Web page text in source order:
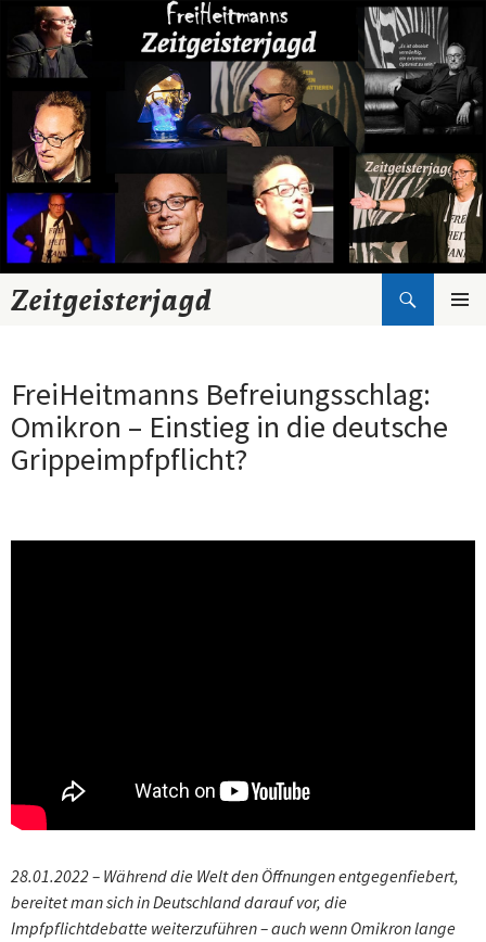
Zeitgeisterjagd
Suchen
Zum
FreiHeitmanns Befreiungsschlag:
Omikron – Einstieg in die deutsche
Grippeimpfpflicht?
28.01.2022 – Während die Welt den Öffnungen entgegenfiebert,
bereitet man sich in Deutschland darauf vor, die
Impfpflichtdebatte weiterzuführen – auch wenn Omikron lange